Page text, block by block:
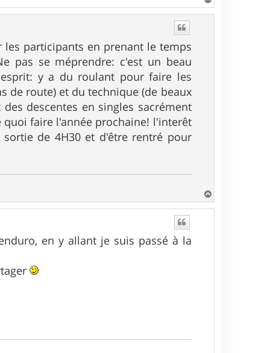
a
participants en prenant le temps
pas se méprendre: c'est un beau
y a du roulant pour faire les
de route) et du technique (de beaux
descentes en singles sacrément
quoi faire l'année prochaine! l'interêt
de 4H30 et d'être rentré pour
a
en y allant je suis passé à la